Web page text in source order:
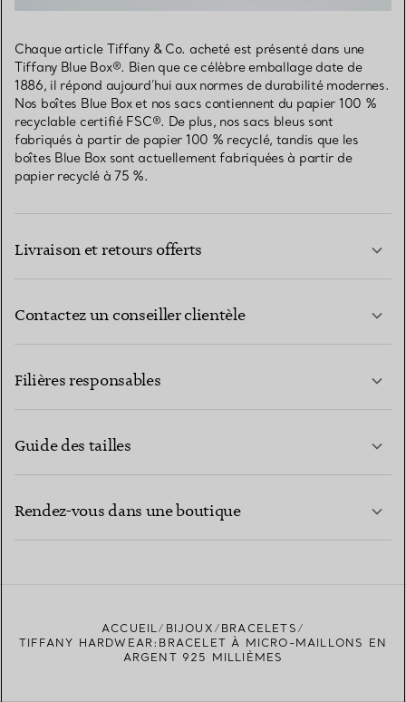
Chaque article Tiffany & Co. acheté est présenté dans une
Tiffany Blue Box®. Bien que ce célèbre emballage date de
1886, il répond aujourd’hui aux normes de durabilité modernes.
Nos boîtes Blue Box et nos sacs contiennent du papier 100 %
recyclable certifié FSC®. De plus, nos sacs bleus sont
fabriqués à partir de papier 100 % recyclé, tandis que les
boîtes Blue Box sont actuellement fabriquées à partir de
papier recyclé à 75 %.
Livraison et retours offerts
Contactez un conseiller clientèle
Filières responsables
Guide des tailles
Rendez-vous dans une boutique
TROUVEZ LA BOUTIQUE LA PLUS PROCHE
ACCUEIL BIJOUX
BRACELETS
TIFFANY HARDWEAR:BRACELET À MICRO-MAILLONS EN
ARGENT 925 MILLIÈMES